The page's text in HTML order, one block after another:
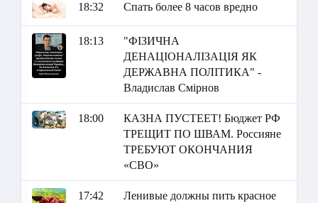
18:32 Спать более 8 часов вредно
18:13
"ФІЗИЧНА
ДЕНАЦІОНАЛІЗАЦІЯ ЯК
ДЕРЖАВНА ПОЛІТИКА" -
Владислав Смірнов
18:00
КАЗНА ПУСТЕЕТ! Бюджет РФ
ТРЕЩИТ ПО ШВАМ. Россияне
ТРЕБУЮТ ОКОНЧАНИЯ
«СВО»
17:42
Ленивые должны пить красное